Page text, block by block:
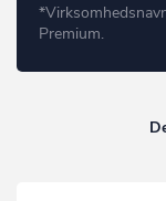
Premium.